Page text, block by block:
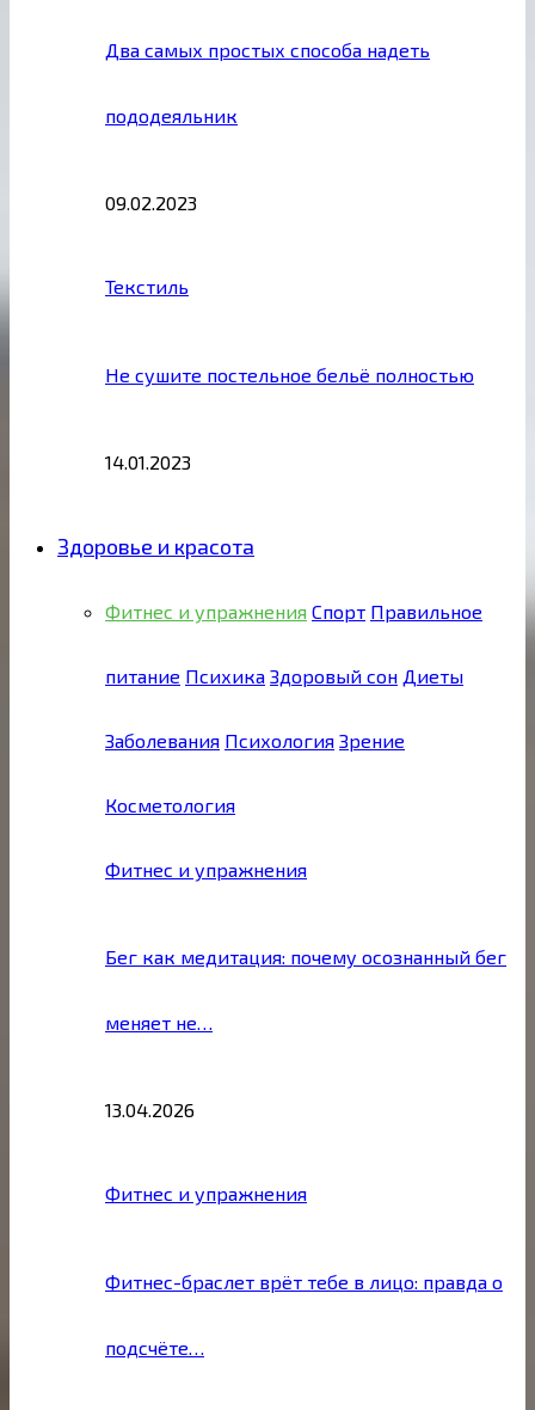
Два самых простых способа надеть
пододеяльник
09.02.2023
Текстиль
Не сушите постельное бельё полностью
14.01.2023
Здоровье и красота
Фитнес и упражнения Спорт Правильное
питание Психика Здоровый сон Диеты
Заболевания Психология Зрение
Косметология
Фитнес и упражнения
Бег как медитация: почему осознанный бег
меняет не…
13.04.2026
Фитнес и упражнения
Фитнес-браслет врёт тебе в лицо: правда о
подсчёте…